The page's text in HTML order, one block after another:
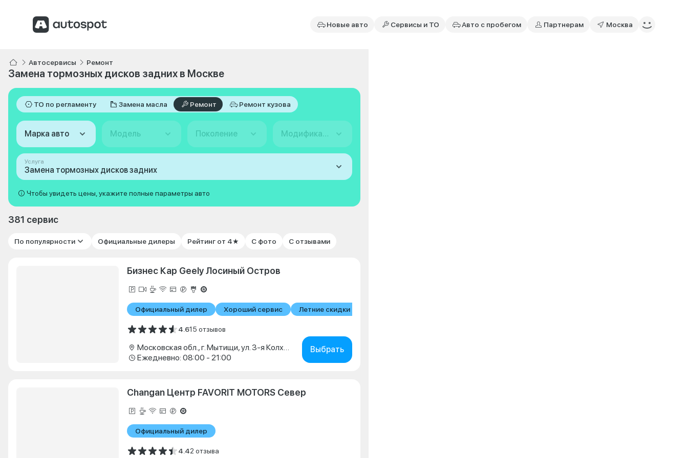
Новые авто Сервисы и ТО Авто с пробегом Партнерам Москва
Автосервисы Ремонт
Замена тормозных дисков задних в Москве
ТО по регламенту Замена масла Ремонт Ремонт кузова
Марка авто Модель Поколение Модификация
Услуга
Замена тормозных дисков задних
Чтобы увидеть цены, укажите полные параметры авто
381 сервис
По популярности Официальные дилеры Рейтинг от 4★ С фото С отзывами
Бизнес Кар Geely Лосиный Остров
Официальный дилер Хороший сервис Летние скидки
4.615 отзывов
Московская обл., г. Мытищи, ул. 3-я Колхозная, д. 9
Ежедневно: 08:00 - 21:00
Выбрать
Changan Центр FAVORIT MOTORS Север
Официальный дилер
4.42 отзыва